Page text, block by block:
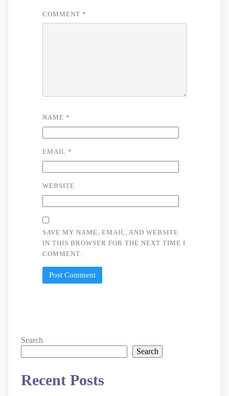
COMMENT *
NAME *
EMAIL *
WEBSITE
SAVE MY NAME, EMAIL, AND WEBSITE
IN THIS BROWSER FOR THE NEXT TIME I
COMMENT.
Search
Search
Recent Posts